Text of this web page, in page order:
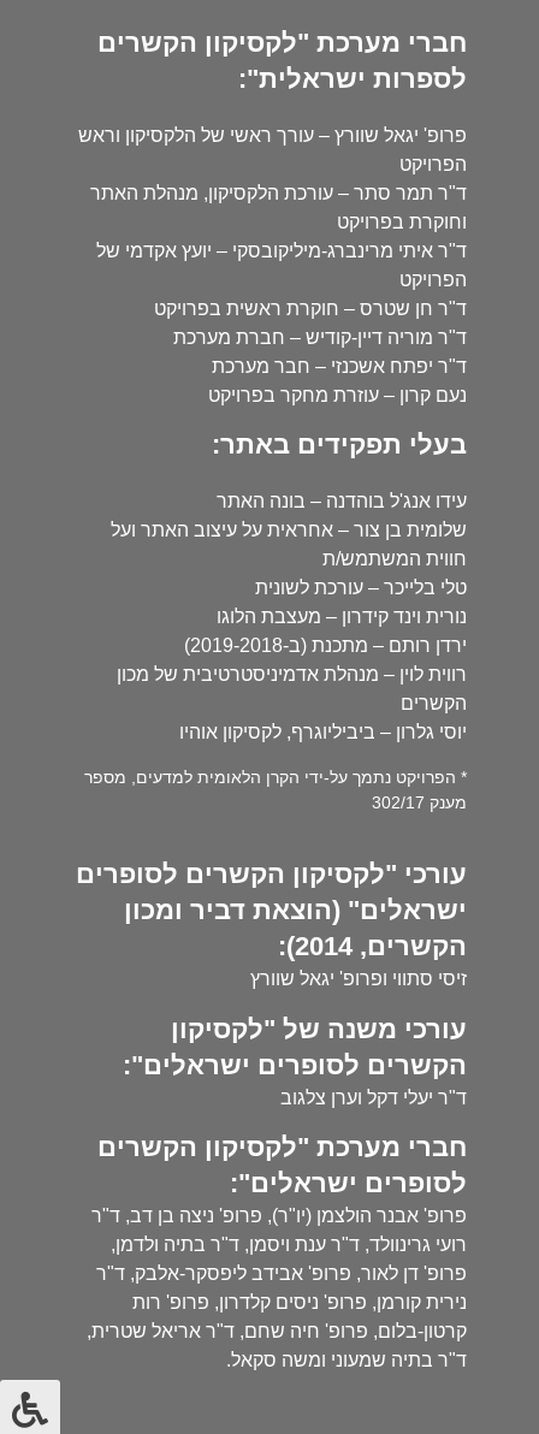
חברי מערכת "לקסיקון הקשרים
לספרות ישראלית":
פרופ' יגאל שוורץ – עורך ראשי של הלקסיקון וראש
הפרויקט
ד"ר תמר סתר – עורכת הלקסיקון, מנהלת האתר
וחוקרת בפרויקט
ד"ר איתי מרינברג-מיליקובסקי – יועץ אקדמי של
הפרויקט
ד"ר חן שטרס – חוקרת ראשית בפרויקט
ד"ר מוריה דיין-קודיש – חברת מערכת
ד"ר יפתח אשכנזי – חבר מערכת
נעם קרון – עוזרת מחקר בפרויקט
בעלי תפקידים באתר:
עידו אנג'ל בוהדנה – בונה האתר
שלומית בן צור – אחראית על עיצוב האתר ועל
חווית המשתמש/ת
טלי בלייכר – עורכת לשונית
נורית וינד קידרון – מעצבת הלוגו
ירדן רותם – מתכנת (ב-2019-2018)
רווית לוין – מנהלת אדמיניסטרטיבית של מכון
הקשרים
יוסי גלרון – ביביליוגרף, לקסיקון אוהיו
* הפרויקט נתמך על-ידי הקרן הלאומית למדעים, מספר
מענק 302/17
עורכי "לקסיקון הקשרים לסופרים
ישראלים" (הוצאת דביר ומכון
הקשרים, 2014):
זיסי סתווי ופרופ' יגאל שוורץ
עורכי משנה של "לקסיקון
הקשרים לסופרים ישראלים":
ד"ר יעלי דקל וערן צלגוב
חברי מערכת "לקסיקון הקשרים
לסופרים ישראלים":
פרופ' אבנר הולצמן (יו"ר), פרופ' ניצה בן דב, ד"ר
רועי גרינוולד, ד"ר ענת ויסמן, ד"ר בתיה ולדמן,
פרופ' דן לאור, פרופ' אבידב ליפסקר-אלבק, ד"ר
נירית קורמן, פרופ' ניסים קלדרון, פרופ' רות
קרטון-בלום, פרופ' חיה שחם, ד"ר אריאל שטרית,
ד"ר בתיה שמעוני ומשה סקאל.